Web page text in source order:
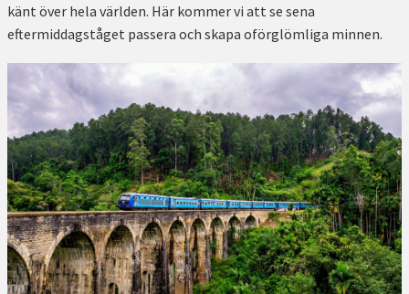
känt över hela världen. Här kommer vi att se sena
eftermiddagståget passera och skapa oförglömliga minnen.